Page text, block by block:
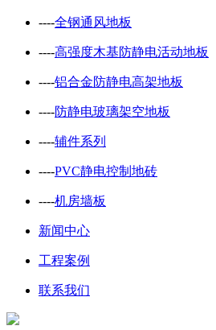
----全钢通风地板
----高强度木基防静电活动地板
----铝合金防静电高架地板
----防静电玻璃架空地板
----辅件系列
----PVC静电控制地砖
----机房墙板
新闻中心
工程案例
联系我们